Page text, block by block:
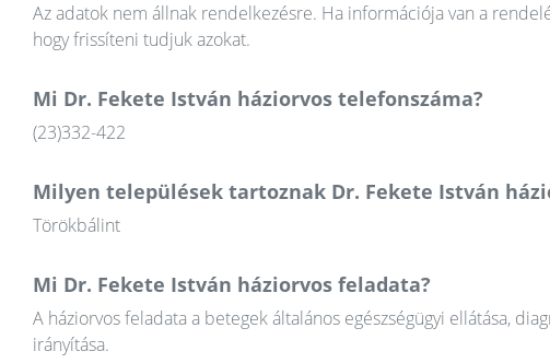
Az adatok nem állnak rendelkezésre. Ha információja van a
hogy frissíteni tudjuk azokat.
Mi Dr. Fekete István háziorvos telefonszáma?
(23)332-422
Milyen települések tartoznak Dr. Fekete István
Törökbálint
Mi Dr. Fekete István háziorvos feladata?
A háziorvos feladata a betegek általános egészségügyi ellátása,
irányítása.